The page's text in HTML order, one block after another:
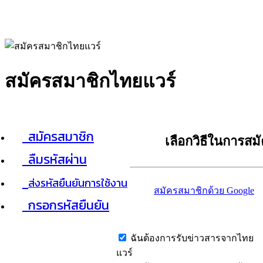
สมัครสมาชิกไทยแวร์
สมัครสมาชิก
ลืมรหัสผ่าน
ส่งรหัสยืนยันการใช้งาน
กรอกรหัสยืนยัน
เลือกวิธีในการส
สมัครสมาชิกด้วย Google
ฉันต้องการรับข่าวสารจากไทย
แวร์